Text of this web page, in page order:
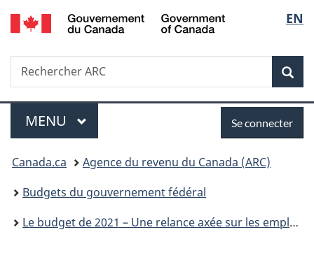
Passer
au
Passer
à
du
Passer
à
simplifiée
de
la
EN
Recherche
Rechercher
ARC
Menu
MENU PRINCIPAL
connecter
Se connecter
Vous
êtes
ici :
Canada.ca
Agence du revenu du Canada (ARC)
Budgets du gouvernement fédéral
Le budget de 2021 – Une relance axée sur les emplois, la croissance et la résilience